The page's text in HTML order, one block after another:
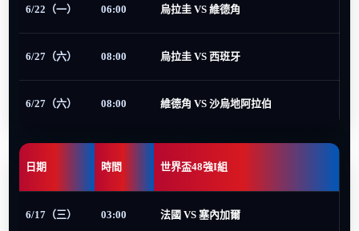
6/22（一） 06:00 烏拉圭 VS 維德角
6/27（六） 08:00 烏拉圭 VS 西班牙
6/27（六） 08:00 維德角 VS 沙烏地阿拉伯
日期 時間 世界盃48強I組
6/17（三） 03:00 法國 VS 塞內加爾